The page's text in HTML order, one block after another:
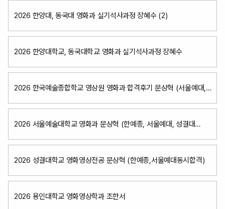
2026 한양대, 동국대 영화과 실기석사과정 장혜수 (2)
2026 한양대학교, 동국대학교 영화과 실기석사과정 장혜수
2026 한국예술종합학교 영상원 영화과 합격후기 문상혁 (서울예대,
2026 서울예술대학교 영화과 문상혁 (한예종, 서울예대, 성결대
2026 성결대학교 영화영상전공 문상혁 (한예종,서울예대동시합격)
2026 용인대학교 영화영상학과 조한서